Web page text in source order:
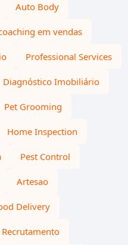
Auto Body
em vendas
Professional Services
Diagnóstico Imobiliário
Pet Grooming
Home Inspection
Pest Control
Artesao
Delivery